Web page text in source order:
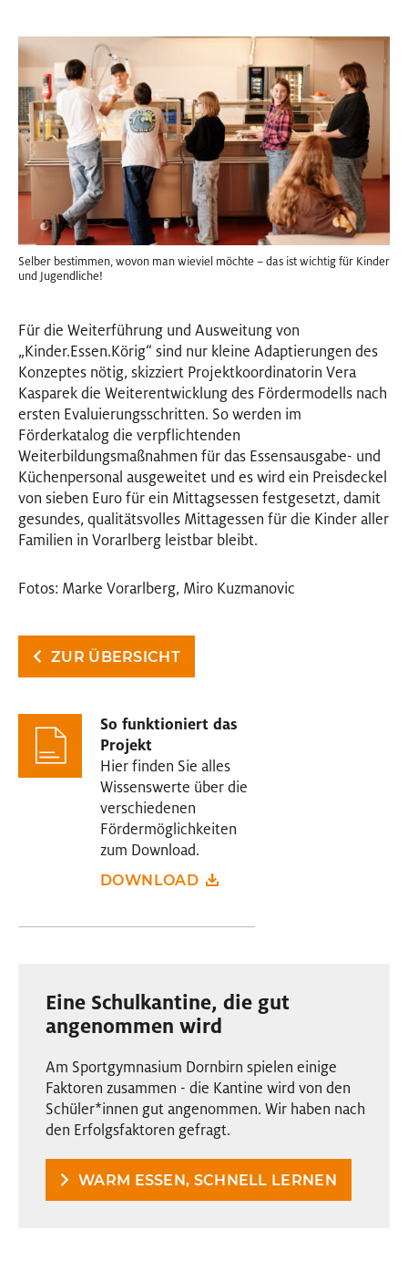
Selber bestimmen, wovon man wieviel möchte – das ist wichtig für Kinder
und Jugendliche!
Für die Weiterführung und Ausweitung von
„Kinder.Essen.Körig“ sind nur kleine Adaptierungen des
Konzeptes nötig, skizziert Projektkoordinatorin Vera
Kasparek die Weiterentwicklung des Fördermodells nach
ersten Evaluierungsschritten. So werden im
Förderkatalog die verpflichtenden
Weiterbildungsmaßnahmen für das Essensausgabe- und
Küchenpersonal ausgeweitet und es wird ein Preisdeckel
von sieben Euro für ein Mittagsessen festgesetzt, damit
gesundes, qualitätsvolles Mittagessen für die Kinder aller
Familien in Vorarlberg leistbar bleibt.
Fotos: Marke Vorarlberg, Miro Kuzmanovic
ZUR ÜBERSICHT
So funktioniert das
Projekt
Hier finden Sie alles
Wissenswerte über die
verschiedenen
Fördermöglichkeiten
zum Download.
DOWNLOAD
Eine Schulkantine, die gut
angenommen wird
Am Sportgymnasium Dornbirn spielen einige
Faktoren zusammen - die Kantine wird von den
Schüler*innen Innen
gut angenommen. Wir haben nach
den Erfolgsfaktoren gefragt.
WARM ESSEN, SCHNELL LERNEN